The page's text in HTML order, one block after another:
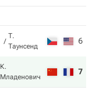
Т.
Таунсенд
6
К.
Младенович
7